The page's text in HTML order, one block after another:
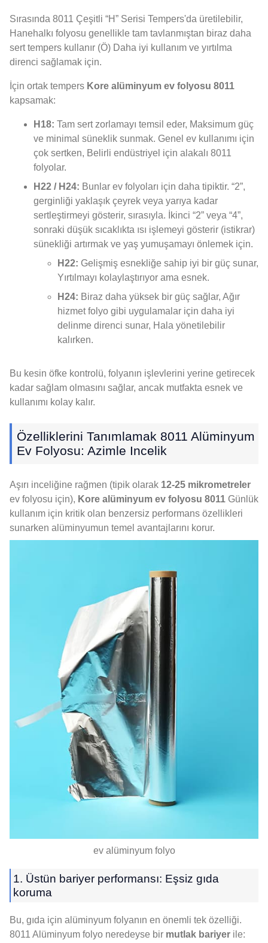
Sırasında 8011 Çeşitli “H” Serisi Tempers'da üretilebilir,
Hanehalkı folyosu genellikle tam tavlanmıştan biraz daha
sert tempers kullanır (Ö) Daha iyi kullanım ve yırtılma
direnci sağlamak için.
İçin ortak tempers Kore alüminyum ev folyosu 8011
kapsamak:
H18: Tam sert zorlamayı temsil eder, Maksimum güç
ve minimal süneklik sunmak. Genel ev kullanımı için
çok sertken, Belirli endüstriyel için alakalı 8011
folyolar.
H22 / H24: Bunlar ev folyoları için daha tipiktir. “2”,
gerginliği yaklaşık çeyrek veya yarıya kadar
sertleştirmeyi gösterir, sırasıyla. İkinci “2” veya “4”,
sonraki düşük sıcaklıkta ısı işlemeyi gösterir (istikrar)
sünekliği artırmak ve yaş yumuşamayı önlemek için.
H22: Gelişmiş esnekliğe sahip iyi bir güç sunar,
Yırtılmayı kolaylaştırıyor ama esnek.
H24: Biraz daha yüksek bir güç sağlar, Ağır
hizmet folyo gibi uygulamalar için daha iyi
delinme direnci sunar, Hala yönetilebilir
kalırken.
Bu kesin öfke kontrolü, folyanın işlevlerini yerine getirecek
kadar sağlam olmasını sağlar, ancak mutfakta esnek ve
kullanımı kolay kalır.
Özelliklerini Tanımlamak 8011 Alüminyum
Ev Folyosu: Azimle Incelik
Aşırı inceliğine rağmen (tipik olarak 12-25 mikrometreler
ev folyosu için), Kore alüminyum ev folyosu 8011 Günlük
kullanım için kritik olan benzersiz performans özellikleri
sunarken alüminyumun temel avantajlarını korur.
ev alüminyum folyo
1. Üstün bariyer performansı: Eşsiz gıda
koruma
Bu, gıda için alüminyum folyanın en önemli tek özelliği.
8011 Alüminyum folyo neredeyse bir mutlak bariyer ile: